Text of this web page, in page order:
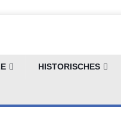
HISTORISCHES
Liedgut